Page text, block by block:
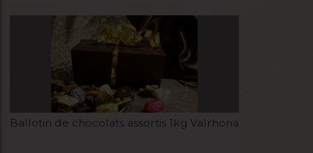
Ballotin de chocolats assortis 1kg Valrhona